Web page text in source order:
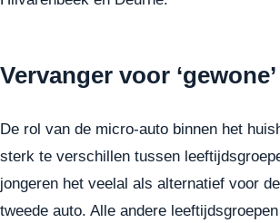
Vervanger voor
De rol van de micro-auto binnen het
sterk te verschillen tussen
jongeren het veelal als alternatief voor
tweede auto. Alle andere